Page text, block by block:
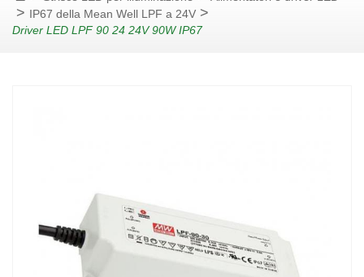
> IP67 della Mean Well LPF a 24V >
Driver LED LPF 90 24 24V 90W IP67